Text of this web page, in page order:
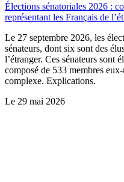
Élections sénatoriales 2026 :
représentant les Français de
Le 27 septembre 2026, les
sénateurs, dont six sont des
l’étranger. Ces sénateurs sont
composé de 533 membres
complexe. Explications.
Le 29 mai 2026